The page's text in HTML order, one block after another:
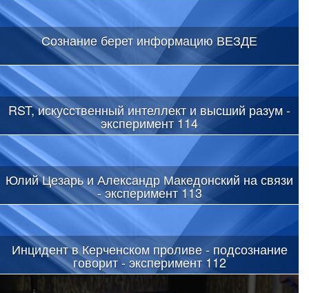
Сознание берет информацию ВЕЗДЕ
RST, искусственный интеллект и высший разум -
эксперимент 114
Юлий Цезарь и Александр Македонский на связи
- эксперимент 113
Инцидент в Керченском проливе - подсознание
говорит - эксперимент 112